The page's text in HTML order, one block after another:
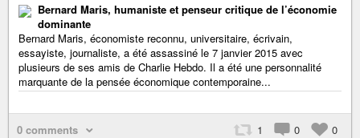
Bernard Maris, humaniste et penseur critique de l’économie
dominante
Bernard Maris, économiste reconnu, universitaire, écrivain,
essayiste, journaliste, a été assassiné le 7 janvier 2015 avec
plusieurs de ses amis de Charlie Hebdo. Il a été une personnalité
marquante de la pensée économique contemporaine...
0 comments 1 0
0